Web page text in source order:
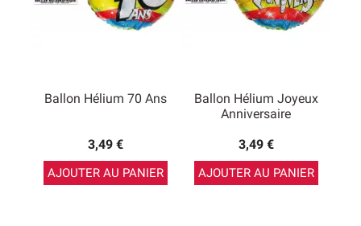
Ballon Hélium 70 Ans
3,49 €
AJOUTER AU PANIER
Ballon Hélium Joyeux
Anniversaire
3,49 €
AJOUTER AU PANIER